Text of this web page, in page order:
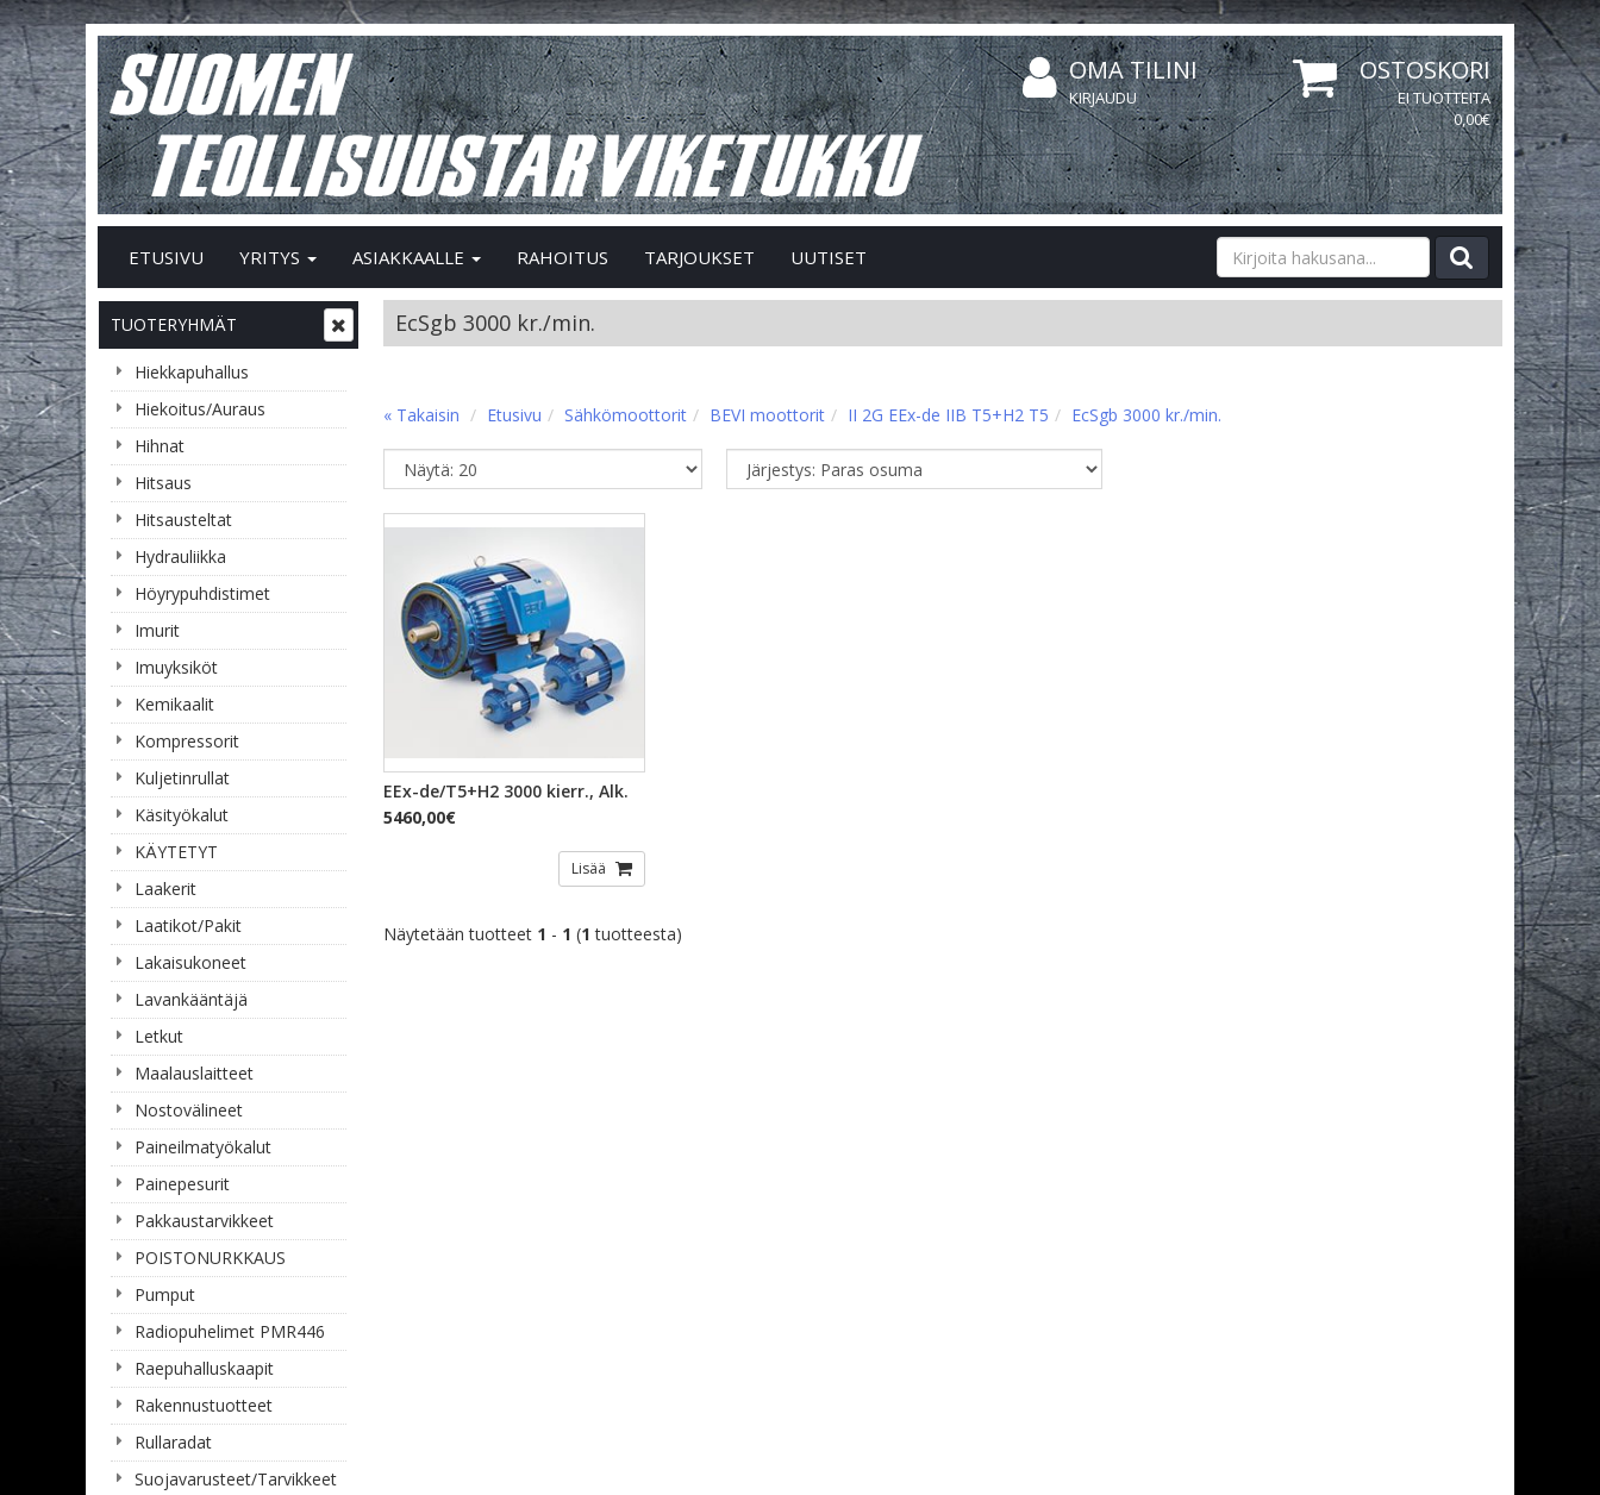
OMA TILINI
KIRJAUDU
OSTOSKORI
EI TUOTTEITA
0,00€
ETUSIVU YRITYS ASIAKKAALLE RAHOITUS TARJOUKSET UUTISET
TUOTERYHMÄT
Hiekkapuhallus
Hiekoitus/Auraus
Hihnat
Hitsaus
Hitsausteltat
Hydrauliikka
Höyrypuhdistimet
Imurit
Imuyksiköt
Kemikaalit
Kompressorit
Kuljetinrullat
Käsityökalut
KÄYTETYT
Laakerit
Laatikot/Pakit
Lakaisukoneet
Lavankääntäjä
Letkut
Maalauslaitteet
Nostovälineet
Paineilmatyökalut
Painepesurit
Pakkaustarvikkeet
POISTONURKKAUS
Pumput
Radiopuhelimet PMR446
Raepuhalluskaapit
Rakennustuotteet
Rullaradat
Suojavarusteet/Tarvikkeet
EcSgb 3000 kr./min.
« Takaisin Etusivu Sähkömoottorit BEVI moottorit II 2G EEx-de IIB T5+H2 T5 EcSgb 3000 kr./min.
PIKAKATSELU
EEx-de/T5+H2 3000 kierr., Alk.
5460,00€
Lisää
Näytetään tuotteet 1 - 1 (1 tuotteesta)